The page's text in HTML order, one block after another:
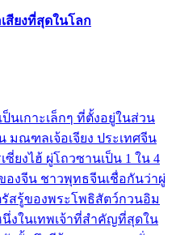
สียงที่สุดในโลก
นเกาะเล็กๆ ที่ตั้งอยู่ในส่วน
มณฑลเจ้อเจียง ประเทศจีน
ยงไฮ้ ผู่โถวซานเป็น 1 ใน 4
งจีน ชาวพุทธจีนเชื่อกันว่าผู่
สรู้ของพระโพธิสัตว์กวนอิม
งในเทพเจ้าที่สำคัญที่สุดใน